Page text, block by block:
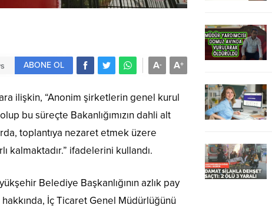
A+
A-
ABONE OL
ilişkin, “Anonim şirketlerin genel kurul
bu süreçte Bakanlığımızın dahli alt
toplantıya nezaret etmek üzere
kalmaktadır.” ifadelerini kullandı.
Belediye Başkanlığının azlık pay
İç Ticaret Genel Müdürlüğünü